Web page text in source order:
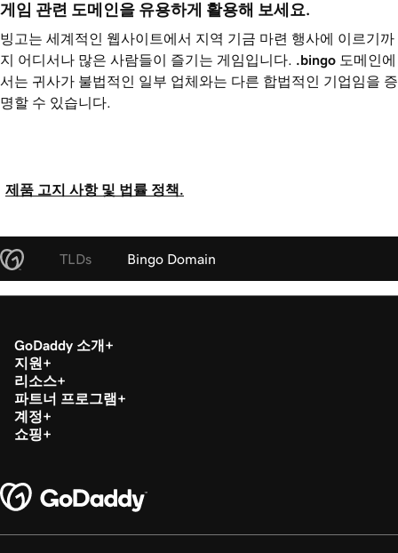
게임 관련 도메인을 유용하게 활용해 보세요.
빙고는 세계적인 웹사이트에서 지역 기금 마련 행사에 이르기까
지 어디서나 많은 사람들이 즐기는 게임입니다.
.bingo 도메인에
서는 귀사가 불법적인 일부 업체와는 다른 합법적인 기업임을 증
명할 수 있습니다.
제품 고지 사항 및 법률 정책.
TLDs Bingo Domain
GoDaddy 소개
지원
리소스
파트너 프로그램
계정
쇼핑